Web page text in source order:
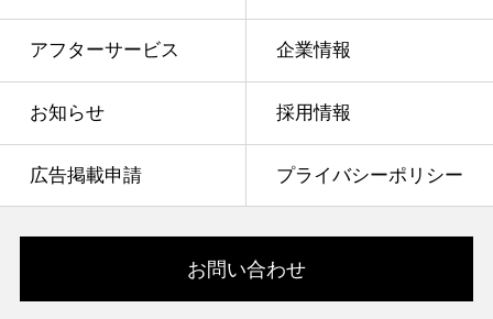
アフターサービス 企業情報
お知らせ 採用情報
広告掲載申請 プライバシーポリシー
お問い合わせ